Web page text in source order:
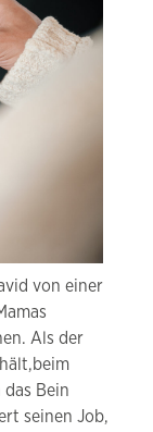
von einer
Als der
Bein
seinen Job,